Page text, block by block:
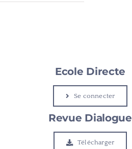
Ecole Directe
Se connecter
Revue Dialogue
Télécharger